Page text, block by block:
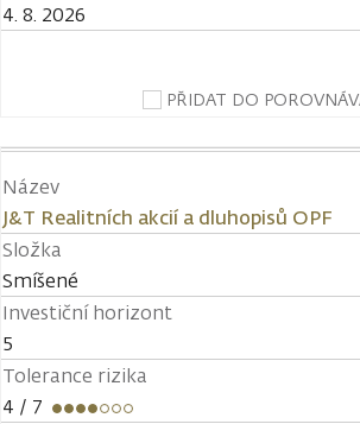
4. 8. 2026
PŘIDAT DO
Název
J&T Realitních akcií a dluhopisů OPF
Složka
Smíšené
Investiční horizont
5
Tolerance rizika
4 / 7